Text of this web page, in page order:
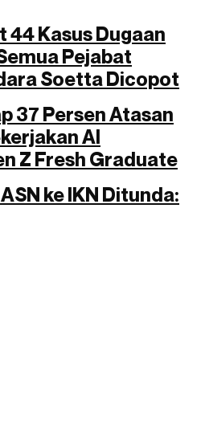
44 Kasus Dugaan
Pejabat
Soetta Dicopot
37 Persen Atasan
AI
Z Fresh Graduate
ke IKN Ditunda: